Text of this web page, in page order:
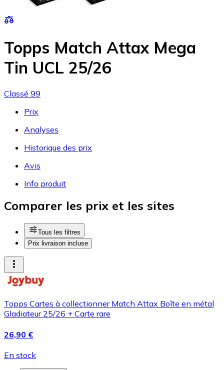
Topps Match Attax Mega
Tin UCL 25/26
Classé 99
Prix
Analyses
Historique des prix
Avis
Info produit
Comparer les prix et les sites
Tous les filtres
Prix livraison incluse
Topps Cartes à collectionner Match Attax Boîte en métal
Gladiateur 25/26 + Carte rare
26,90 €
En stock